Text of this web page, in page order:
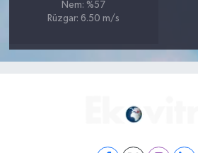
Nem: %57
Rüzgar: 6.50 m/s